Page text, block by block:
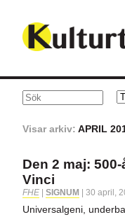
Visar arkiv: APRIL
Den 2 maj:
Vinci
FHE | SIGNUM | 30 april,
Universalgeni,